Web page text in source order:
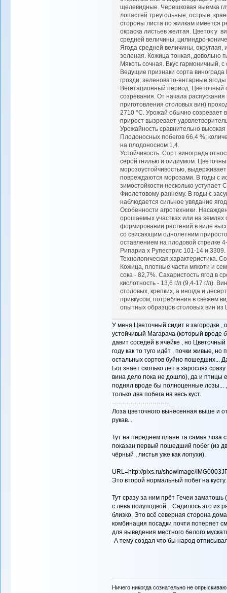
щелевидные. Черешковая выемка
лопастей треугольные, острые,
стороны листа по жилкам имеется
окраска листьев желтая. Цветок у
средней величины, цилиндро-
Ягода средней величины,
зеленая. Кожица тонкая, довольно
Мякоть сочная. Вкус гармоничный,
Ведущие признаки сорта
грозди; зеленовато-янтарные
Вегетационный период. Цветочный
созревания. От начала
приготовления столовых вин)
2710 °С. Урожай обычно созревает
прирост вызревает
Урожайность сравнительно
Плодоносных побегов 66,4 %;
на плодоносном 1,4.
Устойчивость. Сорт винограда
серой гнилью и оидиумом.
морозоустойчивостью,
повреждаются морозами. В годы с
зимостойкости несколько
Фиолетовому раннему. В годы с
наблюдается сильное увядание
Особенности агротехники.
орошаемых участках или на землях
формировании растений в виде
со свисающим однолетним
оставлением на плодовой стрелке
Рипариа x Рупестрис 101-14 и 3309.
Технологическая характеристика.
Кожица, плотные части мякоти и
сока - 82,7%. Сахаристость ягод в
кислотность - 13,6 г/л (9,4-17 г/л).
столовых, крепких, а иногда и
привкусом, потребления в свежем
опытных образцов столовых вин из
У меня Цветочный сидит в загородке ,
устойчивый Магарача (который вроде
давит соседей в ячейке , но
году как то туго идёт , почки живые,
остальных сортов буйно пошедших...
Бог знает сколько лет в зарослях
вина дело пока не дошло), да и птицы
поднял вроде бы полноценные лозы... ,
только два побега на весь куст.
----------------------------
Лоза цветочного вынесенная выше и
рукав...
Тут на переднем плане та самая лоза
показан первый пошедший побег (из
чёрный , листья уже как лопухи).
URL=http://pixs.ru/showimage/
Это второй нормальный побег на
Тут сразу за ним прёт Гечеи заматошь
с лева полуподвой... Садилось это из
близко. Это всё северная сторона
комбинация посадки почти потеряет
для выведения местного белого
-А тему создал что бы народ
Ничего никогда сознательно не